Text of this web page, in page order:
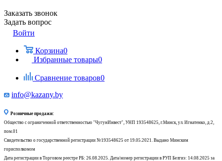
Заказать звонок
Задать вопрос
Войти
Корзина0
Избранные товары0
Сравнение товаров0
info@kazany.by
Розничные продажи:
Общество с ограниченной ответственностью "ЧугунИнвест", УНП 193548625, г.Минск, ул. Игнатенко, д.2,
пом.01
Свидетельство о государственной регистрации №193548625 от 19.05.2021. Выдано Минским
горисполкомом
Дата регистрации в Торговом реестре РБ: 26.08.2025. Дата/номер регистрации в РУП Белгиэ: 14.08.2025 за